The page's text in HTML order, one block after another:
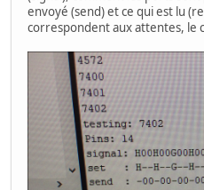
envoyé (send) et ce qui est lu
correspondent aux attentes, le